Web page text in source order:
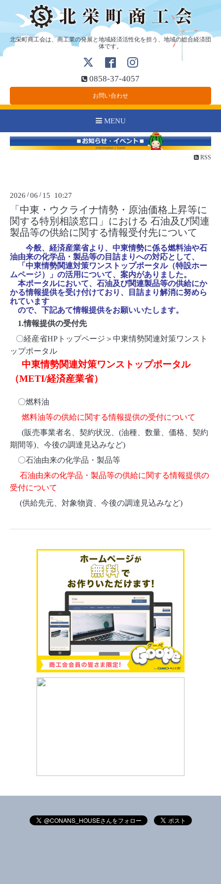
北栄町商工会は、商工業の発展と地域経済活性化を担う、地域の総合経済団
体です。
0858-37-4057
お問い合わせ
MENU
RSS
2026 /06 / 15 10:27
「中東・ウクライナ情勢・原油価格上昇等に
関する特別相談窓口」における 石油及び関連
製品等の供給に関する情報受付先について
今般、経済産業省より、中東情勢に係る燃料油や石
油由来の化学品・製品等の目詰まりへの対応として、
「中東情勢関連対策ワンストップポータル（特設ホー
ムページ）」の活用について、案内がありました。
本ポータルにおいて、石油及び関連製品等の供給にか
かる情報提供を受け付けており、目詰まり解消に努めら
れています
ので、下記あて情報提供をお願いいたします。
1.情報提供の受付先
〇経産省HP トップページ＞中東情勢関連対策ワンスト
ップポータル
中東情勢関連対策ワンストップポータル
（METI/経済産業省）
〇燃料油
燃料油等の供給に関する情報提供の受付について
(販売事業者名、契約状況、 (油種、数量、価格、契約
期間等) 、今後の調達見込みなど)
〇石油由来の化学品・製品等
石油由来の化学品・製品等の供給に関する情報提供の
受付について
(供給先元、対象物資、今後の調達見込みなど)